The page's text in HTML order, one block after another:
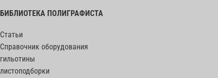
БИБЛИОТЕКА ПОЛИГРАФИСТА
Статьи
Справочник оборудования
гильотины
листоподборки